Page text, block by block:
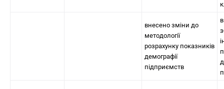
внесено зміни до
методології
розрахунку показників
демографії
підприємств